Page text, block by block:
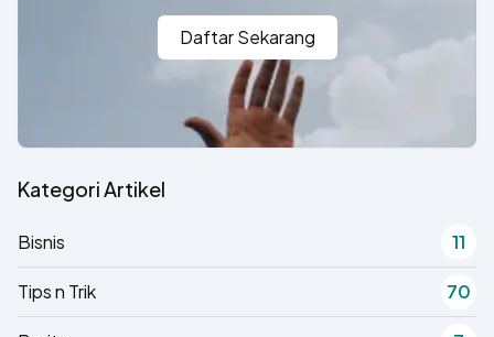
Daftar Sekarang
Kategori Artikel
Bisnis 11
Tips n Trik 70